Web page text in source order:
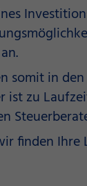
in
zu
finden Ihre